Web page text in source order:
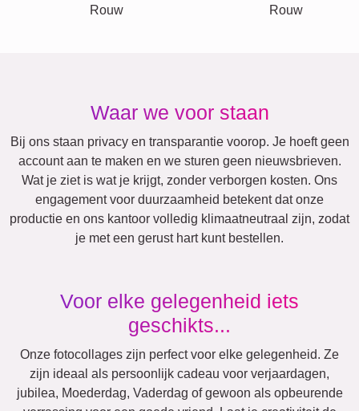
Jubileum Pensioen
Getallen
Tekst